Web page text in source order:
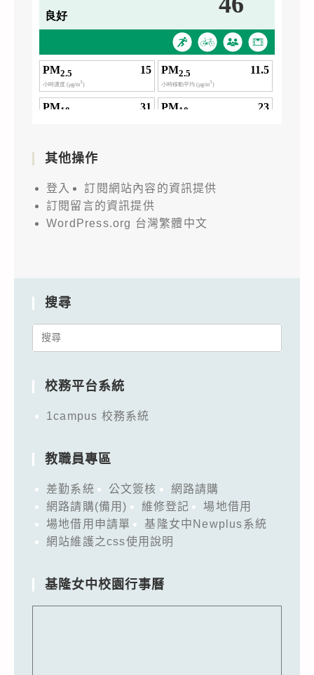
其他操作
登入
訂閱網站內容的資訊提供
訂閱留言的資訊提供
WordPress.org 台灣繁體中文
搜尋
Search
校務平台系統
1campus 校務系統
教職員專區
差勤系統 公文簽核
網路請購
網路請購(備用)
維修登記
場地借用
場地借用申請單
基隆女中Newplus系統
網站維護之css使用說明
基隆女中校園行事曆